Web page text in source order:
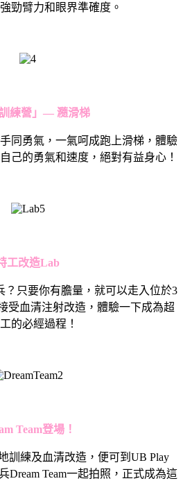
勁臂力和眼界準確度。
練營」 — 瀡滑梯
同勇氣，一氣呵成跑上滑梯，體驗
己的勇氣和速度，絕對有益身心！
工改造Lab
？只要你有膽量，就可以走入位於3
受血清注射改造，體驗一下成為超
的必經過程！
Team登場！
訓練及血清改造，便可到UB Play
Dream Team一起拍照，正式成為這